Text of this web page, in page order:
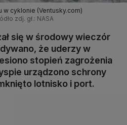
w cyklonie (Ventusky.com)
zdj. gł.: NASA
się w środowy wieczór
że uderzy w
stopień zagrożenia
urządzono schrony
lotnisko i port.